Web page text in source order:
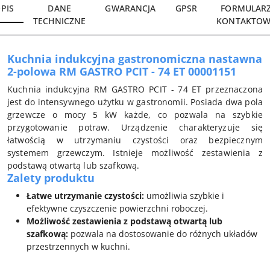
DANE
TECHNICZNE
GWARANCJA GPSR
Kuchnia indukcyjna gastronomiczna nastawna
2-polowa RM GASTRO PCIT - 74 ET 00001151
Kuchnia indukcyjna RM GASTRO PCIT - 74 ET przeznaczona
jest do intensywnego użytku w gastronomii. Posiada dwa pola
grzewcze o mocy 5 kW każde, co pozwala na szybkie
przygotowanie potraw. Urządzenie charakteryzuje się
łatwością w utrzymaniu czystości oraz bezpiecznym
systemem grzewczym. Istnieje możliwość zestawienia z
podstawą otwartą lub szafkową.
Zalety produktu
Łatwe utrzymanie czystości: umożliwia szybkie i
efektywne czyszczenie powierzchni roboczej.
Możliwość zestawienia z podstawą otwartą lub
szafkową: pozwala na dostosowanie do różnych układów
przestrzennych w kuchni.